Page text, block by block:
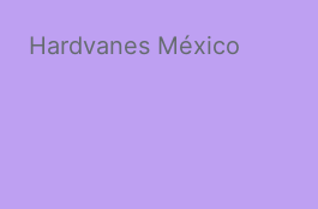
Hardvanes México